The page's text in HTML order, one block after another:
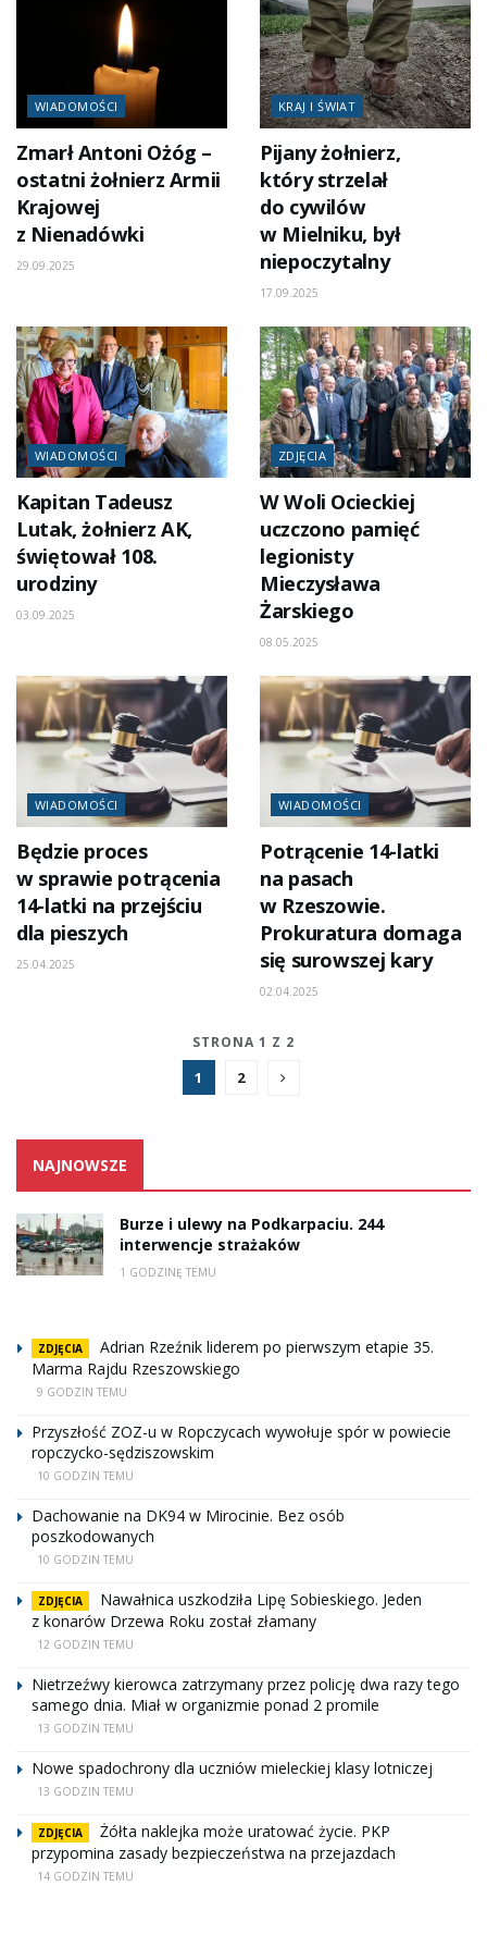
WIADOMOŚCI
Zmarł Antoni Ożóg –
ostatni żołnierz Armii
Krajowej
z Nienadówki
29.09.2025
KRAJ I ŚWIAT
Pijany żołnierz,
który strzelał
do cywilów
w Mielniku, był
niepoczytalny
17.09.2025
WIADOMOŚCI
Kapitan Tadeusz
Lutak, żołnierz AK,
świętował 108.
urodziny
03.09.2025
ZDJĘCIA
W Woli Ocieckiej
uczczono pamięć
legionisty
Mieczysława
Żarskiego
08.05.2025
WIADOMOŚCI
Będzie proces
w sprawie potrącenia
14-latki na przejściu
dla pieszych
25.04.2025
WIADOMOŚCI
Potrącenie 14-latki
na pasach
w Rzeszowie.
Prokuratura domaga
się surowszej kary
02.04.2025
STRONA 1 Z 2
1 2
NAJNOWSZE
Burze i ulewy na Podkarpaciu. 244
interwencje strażaków
1 GODZINĘ TEMU
ZDJĘCIA
Adrian Rzeźnik liderem po pierwszym etapie 35.
Marma Rajdu Rzeszowskiego
9 GODZIN TEMU
Przyszłość ZOZ-u w Ropczycach wywołuje spór w powiecie
ropczycko-sędziszowskim
10 GODZIN TEMU
Dachowanie na DK94 w Mirocinie. Bez osób
poszkodowanych
10 GODZIN TEMU
ZDJĘCIA
Nawałnica uszkodziła Lipę Sobieskiego. Jeden
z konarów Drzewa Roku został złamany
12 GODZIN TEMU
Nietrzeźwy kierowca zatrzymany przez policję dwa razy tego
samego dnia. Miał w organizmie ponad 2 promile
13 GODZIN TEMU
Nowe spadochrony dla uczniów mieleckiej klasy lotniczej
13 GODZIN TEMU
ZDJĘCIA
Żółta naklejka może uratować życie. PKP
przypomina zasady bezpieczeństwa na przejazdach
14 GODZIN TEMU